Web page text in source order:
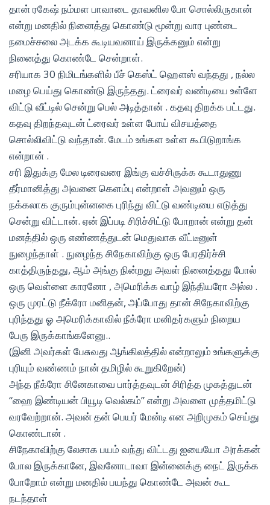
தான் ரகேஷ் நம்மள பாவாடை தாவனில போ சொல்லிருகான்
என்று மனதில் நினைத்து கொண்டு மூன்று வார புண்டை
நமைச்சலை அடக்க கூடியவனாய் இருக்கனும் என்று
நினைத்து கொண்டே சென்றாள்.
சரியாக 30 நிமிடங்களில் பீச் கெஸ்ட் ஹௌஸ் வந்தது , நல்ல
மழை பெய்து கொண்டு இருந்தது. ட்ரைவர் வண்டியை உள்ளே
விட்டு வீட்டில் சென்று பெல் அடித்தான் . கதவு திறக்க பட்டது.
கதவு திறந்தவுடன் ட்ரைவர் உள்ள போய் விசயத்தை
சொல்லிவிட்டு வந்தான். மேடம் உங்கள உள்ள கூபிடுறாங்க
என்றான் .
சரி இதுக்கு மேல டிரைவரை இங்கு வச்சிருக்க கூடாதுணு
தீர்மானித்து அவனை கெளம்பு என்றாள் அவனும் ஒரு
நக்கலாக குரும்புன்னகை புரிந்து விட்டு வண்டியை எடுத்து
சென்று விட்டான். ஏன் இப்படி சிரிச்சிட்டு போறான் என்று தன்
மனத்தில் ஒரு எண்ணத்துடன் மெதுவாக வீட்டீனுள்
நுழைந்தாள் . நுழைந்த சிநேகாவிற்கு ஒரு பேரதிர்ச்சி
காத்திருந்தது, ஆம் அங்கு நின்றது அவள் நினைத்தது போல்
ஒரு வெள்ளை காரனோ , அமெரிக்க வாழ் இந்தியரோ அல்ல .
ஒரு முரட்டு நீக்ரோ மனிதன், அப்போது தான் சிநேகாவிற்கு
புரிந்தது ஓ அமெரிக்காவில் நீக்ரோ மனிதர்களும் நிறைய
பேரு இருக்காங்களேனு..
(இனி அவர்கள் பேசுவது ஆங்கிலத்தில் என்றாலும் உங்களுக்கு
புரியும் வண்ணம் நான் தமிழில் கூறுகிறேன்)
அந்த நீக்ரோ சினேகாவை பார்த்தவுடன் சிரித்த முகத்துடன்
“ஹை இண்டியன் பியூடி வெல்கம்” என்று அவளை முத்தமிட்டு
வரவேற்றான். அவன் தன் பெயர் மேன்டி என அறிமுகம் செய்து
கொண்டான் .
சிநேகாவிற்கு லேசாக பயம் வந்து விட்டது ஐயையோ அரக்கன்
போல இருக்கானே, இவனோடாவா இன்னைக்கு நைட் இருக்க
போறோம் என்று மனதில் பயந்து கொண்டே அவன் கூட
நடந்தாள்